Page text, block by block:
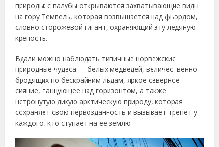
природы: с палубы открываются захватывающие виды
на гору Темпель, которая возвышается над фьордом,
словно сторожевой гигант, охраняющий эту ледяную
крепость.
Вдали можно наблюдать типичные норвежские
природные чудеса — белых медведей, величественно
бродящих по бескрайним льдам, яркое северное
сияние, танцующее над горизонтом, а также
нетронутую дикую арктическую природу, которая
сохраняет свою первозданность и вызывает трепет у
каждого, кто ступает на ее землю.